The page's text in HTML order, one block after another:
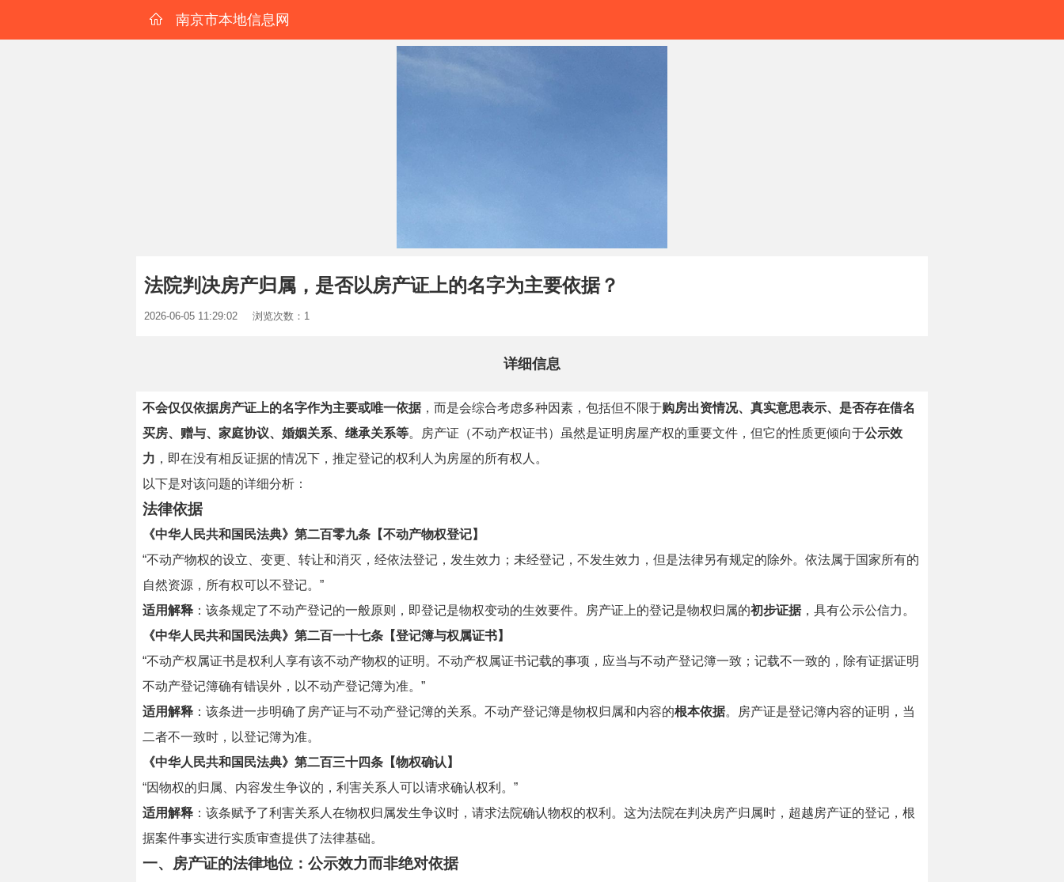
南京市本地信息网
法院判决房产归属，是否以房产证上的名字为主要依据？
2026-06-05 11:29:02 浏览次数：1
详细信息
不会仅仅依据房产证上的名字作为主要或唯一依据，而是会综合考虑多种因素，包括但不限于购房出资情况、真实意思表示、是否存在借名
买房、赠与、家庭协议、婚姻关系、继承关系等。房产证（不动产权证书）虽然是证明房屋产权的重要文件，但它的性质更倾向于公示效
力 ，即在没有相反证据的情况下，推定登记的权利人为房屋的所有权人。
以下是对该问题的详细分析：
法律依据
《中华人民共和国民法典》第二百零九条【不动产物权登记】
“不动产物权的设立、变更、转让和消灭，经依法登记，发生效力；未经登记，不发生效力，但是法律另有规定的除外。依法属于国家所有的
自然资源，所有权可以不登记。”
适用解释 ：该条规定了不动产登记的一般原则，即登记是物权变动的生效要件。房产证上的登记是物权归属的初步证据，具有公示公信力。
《中华人民共和国民法典》第二百一十七条【登记簿与权属证书】
“不动产权属证书是权利人享有该不动产物权的证明。不动产权属证书记载的事项，应当与不动产登记簿一致；记载不一致的，除有证据证明
不动产登记簿确有错误外，以不动产登记簿为准。”
适用解释 ：该条进一步明确了房产证与不动产登记簿的关系。不动产登记簿是物权归属和内容的根本依据。房产证是登记簿内容的证明，当
二者不一致时，以登记簿为准。
《中华人民共和国民法典》第二百三十四条【物权确认】
“因物权的归属、内容发生争议的，利害关系人可以请求确认权利。”
适用解释 ：该条赋予了利害关系人在物权归属发生争议时，请求法院确认物权的权利。这为法院在判决房产归属时，超越房产证的登记，根
据案件事实进行实质审查提供了法律基础。
一、房产证的法律地位：公示效力而非绝对依据